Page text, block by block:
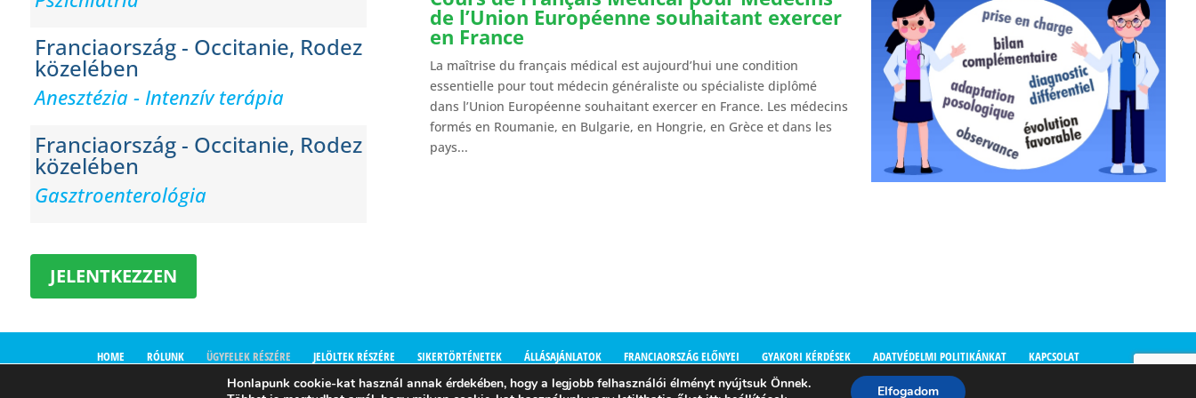
Franciaország - Occitanie, Rodez
közelében
Anesztézia - Intenzív terápia
Franciaország - Occitanie, Rodez
közelében
Gasztroenterológia
JELENTKEZZEN
de l’Union Européenne souhaitant exercer
en France
La maîtrise du français médical est aujourd’hui une condition
essentielle pour tout médecin généraliste ou spécialiste diplômé
dans l’Union Européenne souhaitant exercer en France. Les médecins
formés en Roumanie, en Bulgarie, en Hongrie, en Grèce et dans les
pays...
HOME RÓLUNK ÜGYFELEK RÉSZÉRE JELÖLTEK RÉSZÉRE SIKERTÖRTÉNETEK ÁLLÁSAJÁNLATOK FRANCIAORSZÁG ELŐNYEI GYAKORI KÉRDÉSEK ADATVÉDELMI POLITIKÁNKAT KAPCSOLAT
Honlapunk cookie-kat használ annak érdekében, hogy a legjobb felhasználói élményt nyújtsuk Önnek.
Elfogadom